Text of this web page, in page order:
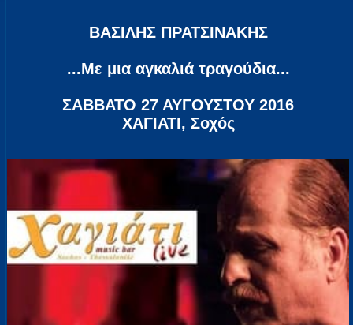
ΒΑΣΙΛΗΣ ΠΡΑΤΣΙΝΑΚΗΣ
...Με μια αγκαλιά τραγούδια...
ΣΑΒΒΑΤΟ 27 ΑΥΓΟΥΣΤΟΥ 2016
ΧΑΓΙΑΤΙ, Σοχός